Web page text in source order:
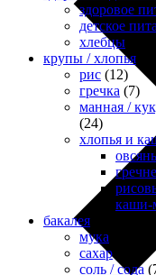
здоровое
детское
хлебцы
крупы / хлопья
рис (12)
гречка (7)
манная /
(24)
хлопья и
каши-
бакалея
мука
сахар
cоль / cода